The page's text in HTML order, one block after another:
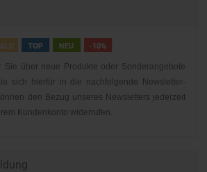
Sie über neue Produkte oder Sonderangebote
sich hierfür in die nachfolgende Newsletter-
den Bezug unseres Newsletters jederzeit
Kundenkonto widerrufen.